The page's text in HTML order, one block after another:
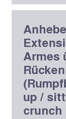
Armes
up /
crunch